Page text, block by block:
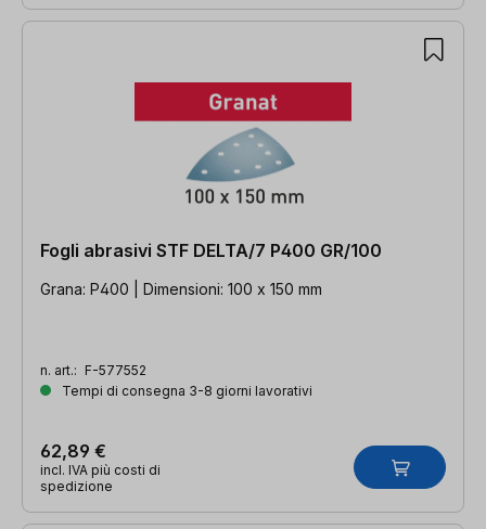
Fogli abrasivi STF DELTA/7 P400 GR/100
Grana: P400 | Dimensioni: 100 x 150 mm
n. art.: F-577552
Tempi di consegna 3-8 giorni lavorativi
62,89 €
incl. IVA più costi di
spedizione